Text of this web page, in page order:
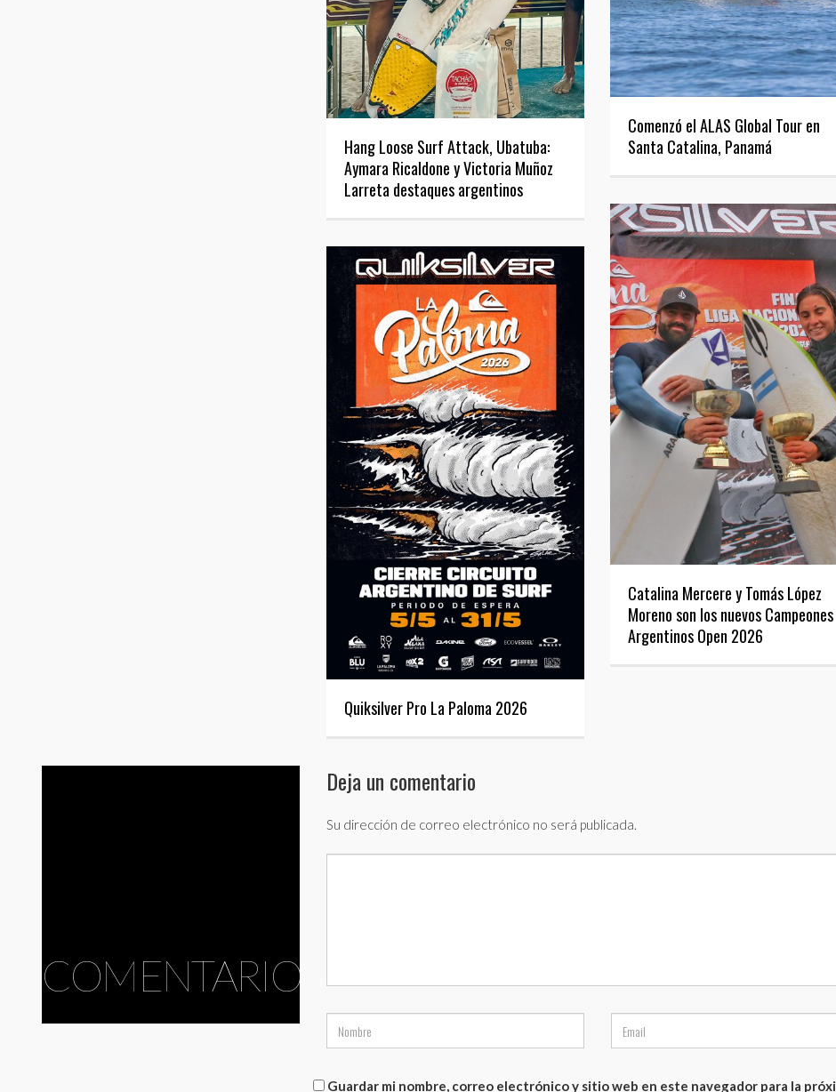
Hang Loose Surf Attack, Ubatuba:
Aymara Ricaldone y Victoria Muñoz
Larreta destaques argentinos
Comenzó el ALAS Global Tour en
Santa Catalina, Panamá
Catalina Mercere y Tomás López
Moreno son los nuevos Campeones
Argentinos Open 2026
Quiksilver Pro La Paloma 2026
COMENTARIOS
Deja un comentario
Su dirección de correo electrónico no será publicada.
Guardar mi nombre, correo electrónico y sitio web en este navegador para la